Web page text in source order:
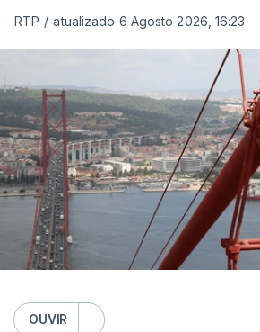
RTP / atualizado 6 Agosto 2026, 16:23
OUVIR